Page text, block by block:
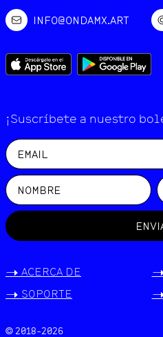
INFO@ONDAMX.ART
¡Suscríbete a nuestro
-> ACERCA DE
-> SOPORTE
-
-
© 2018-2026